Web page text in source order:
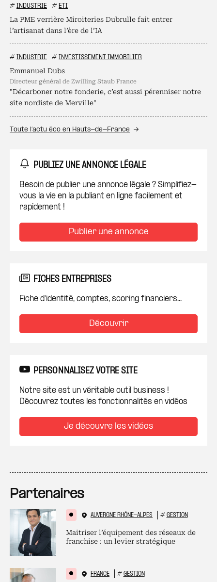
# INDUSTRIE # ETI
La PME verrière Miroiteries Dubrulle fait entrer
l’artisanat dans l’ère de l’IA
# INDUSTRIE # INVESTISSEMENT IMMOBILIER
Emmanuel Dubs
directeur général de Zwilling Staub France
"Décarboner notre fonderie, c’est aussi pérenniser notre
site nordiste de Merville"
Toute l’actu éco en Hauts-de-France
PUBLIEZ UNE ANNONCE LÉGALE
Besoin de publier une annonce légale ? Simplifiez-
vous la vie en la publiant en ligne facilement et
rapidement !
Publier une annonce
FICHES ENTREPRISES
Fiche d'identité, comptes, scoring financiers...
Découvrir
PERSONNALISEZ VOTRE SITE
Notre site est un véritable outil business !
Découvrez toutes les fonctionnalités en vidéos
Je découvre les vidéos
Partenaires
AUVERGNE RHÔNE-ALPES # GESTION
Maitriser l’équipement des réseaux de
franchise : un levier stratégique
FRANCE # GESTION